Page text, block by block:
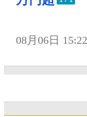
08月06日 15:22